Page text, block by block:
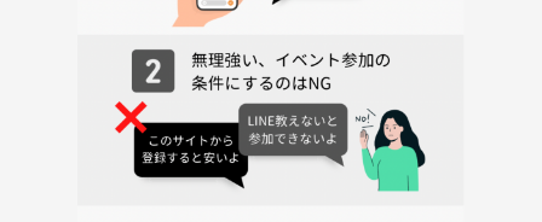
（中止の場合は全額返金いたします）
あなたの参加をお待ちしております！
★雨天の場合は中止し参加費は
返金いたしますので安心して参加下さい★